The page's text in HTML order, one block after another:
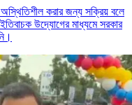
করার জন্য সক্রিয় বলে
উদ্যোগের মাধ্যমে সরকার